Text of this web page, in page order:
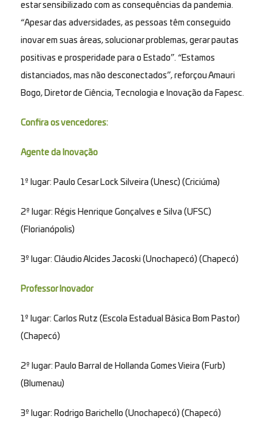
estar sensibilizado com as consequências da pandemia.
“Apesar das adversidades, as pessoas têm conseguido
inovar em suas áreas, solucionar problemas, gerar pautas
positivas e prosperidade para o Estado”. “Estamos
distanciados, mas não desconectados”, reforçou Amauri
Bogo, Diretor de Ciência, Tecnologia e Inovação da Fapesc.
Confira os vencedores:
Agente da Inovação
1º lugar: Paulo Cesar Lock Silveira (Unesc) (Criciúma)
2º lugar: Régis Henrique Gonçalves e Silva (UFSC)
(Florianópolis)
3º lugar: Cláudio Alcides Jacoski (Unochapecó) (Chapecó)
Professor Inovador
1º lugar: Carlos Rutz (Escola Estadual Básica Bom Pastor)
(Chapecó)
2º lugar: Paulo Barral de Hollanda Gomes Vieira (Furb)
(Blumenau)
3º lugar: Rodrigo Barichello (Unochapecó) (Chapecó)